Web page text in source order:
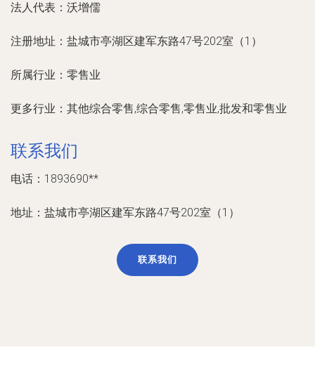
法人代表： 沃增儒
注册地址： 盐城市亭湖区建军东路47号202室（1）
所属行业： 零售业
更多行业： 其他综合零售,综合零售,零售业,批发和零售业
联系我们
电话：1893690**
地址：盐城市亭湖区建军东路47号202室（1）
联系我们